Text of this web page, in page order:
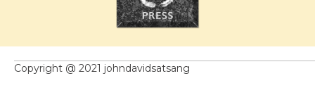
Copyright @ 2021 johndavidsatsang